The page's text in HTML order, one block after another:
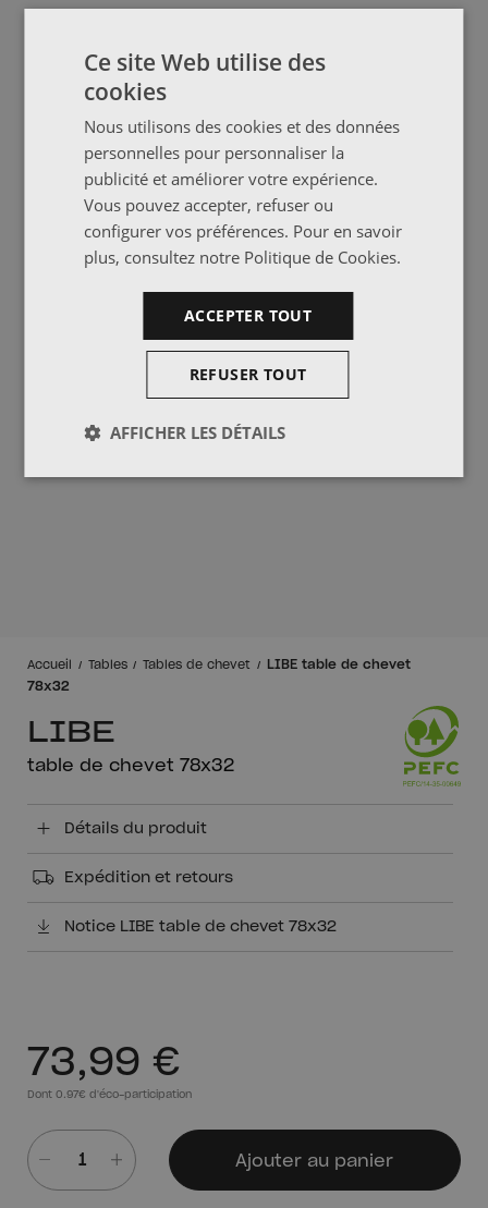
Accueil Tables Tables de chevet
LIBE table de chevet
78x32
LIBE
table de chevet 78x32
73,99 €
Dont 0.97€ d'éco-participation
Ajouter au panier
Détails du produit
Expédition et retours
Notice LIBE table de chevet 78x32
Ce site Web utilise des
cookies
Nous utilisons des cookies et des données
personnelles pour personnaliser la
publicité et améliorer votre expérience.
Vous pouvez accepter, refuser ou
configurer vos préférences. Pour en savoir
plus, consultez notre Politique de Cookies.
ACCEPTER TOUT
REFUSER TOUT
AFFICHER LES DÉTAILS